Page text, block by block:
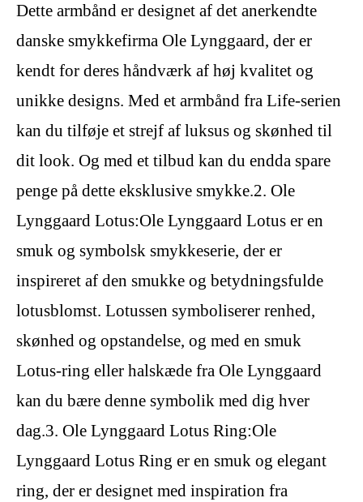
Dette armbånd er designet af det anerkendte
danske smykkefirma Ole Lynggaard, der er
kendt for deres håndværk af høj kvalitet og
unikke designs. Med et armbånd fra Life-serien
kan du tilføje et strejf af luksus og skønhed til
dit look. Og med et tilbud kan du endda spare
penge på dette eksklusive smykke.2. Ole
Lynggaard Lotus:Ole Lynggaard Lotus er en
smuk og symbolsk smykkeserie, der er
inspireret af den smukke og betydningsfulde
lotusblomst. Lotussen symboliserer renhed,
skønhed og opstandelse, og med en smuk
Lotus-ring eller halskæde fra Ole Lynggaard
kan du bære denne symbolik med dig hver
dag.3. Ole Lynggaard Lotus Ring:Ole
Lynggaard Lotus Ring er en smuk og elegant
ring, der er designet med inspiration fra